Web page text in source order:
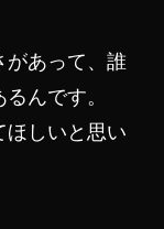
があって、誰
んです。
ほしいと思い